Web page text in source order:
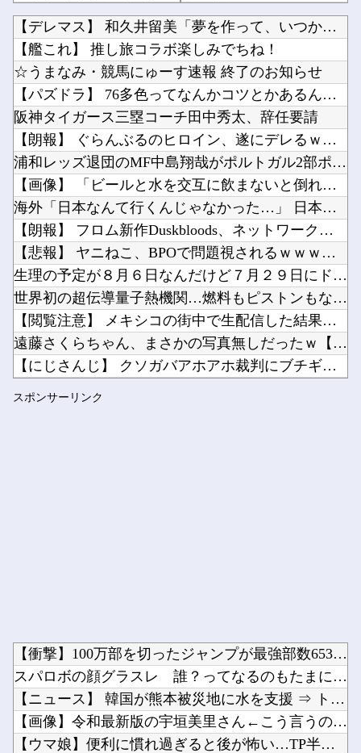
【にじさんじ】 クソガバアホアホ裁判にブチギレ魔女
【衝撃】 「かわいい虫」ランキング、ついに発表される
【日向坂46】 今回はお手頃価格？日向坂46とBEAMSのコラボが決定！！
Powered by livedoor 相互RSS
【悲報】ディスクがあれば一生遊べるおじさん、嘘だった。識者「経年劣化で普通に割れます」他
久保史緒里ちゃん、浴衣が似合いすぎる！！！【乃木坂46】他
メキシコ最大級の麻薬カルテルのリーダーの情報提供で報奨金約39億円！他
【悲報】高野連さん「暑熱対策で第2試合は13時30分プレイボールや！」ｗｗｗｗｗｗｗｗｗｗ...
【朗報】ぐらんぶるのヒロイン、デレる他
【アズールレーン】グッスマ上海「大鳳：プライベート・クォーターズVer.」フィギュア【原型...
ガジェットってなに？他
【悲報】ワンピースの海賊王になった男ゴールド・ロジャーさん、一般海兵に首を刎ねられただけで...
Powered by livedoor 相互RSS
【デレマス】 和久井留美「夢を作って、いつか遊んで」
【艦これ】 推し旅コラボ楽しみでちね！
☆うまなみ・競馬にゅーす速報 終了のお知らせ
【パズドラ】 76多色ってなんかコツとかあるんかね 完全に並...
阪神タイガース三塁コーチ田中秀太、辞任要請
【朗報】 ぐらんぶるのヒロイン、遂にデレるｗｗｗｗ
浦和レッズ退団のMF中島翔哉がポルトガル2部ポルティモネンセ...
【画像】 「ビールと水を交互に飲まないと倒れるグラス」発売
海外「日本なんて行くんじゃなかった…」 日本を知ってしまった...
【朗報】 フロム新作Duskbloods、ネットワークテスト...
【悲報】 ヤニねこ、BPOで問題視されるｗｗｗｗｗｗｗｗｗｗ...
生理の予定が８月６日なんだけど７月２９日にドバッと鮮血でたか...
世界初の超伝導量子熱機関…燃料もピストンもない量子エンジンが...
【閲覧注意】 メキシコの街中で生配信した結果…麻薬カルテルが...
遠藤さくらちゃん、まさかの写真無しだったｗ【乃木坂46】
【にじさんじ】 クソガバアホアホ裁判にブチギレ魔女
スポンサーリンク
【衝撃】100万部を切ったジャンプが最強部数653万部を記録...
スパロボの顔グラスレ 誰？ってなるのもたまにあるよな他
【ニュース】 韓国が熊本被災地に水を支援 ⇒ トイレの水にｗ...
【画像】令和最新版の宇垣美里さん←こう言うのでいいんだよが目...
【ウマ娘】便利に慣れ過ぎると後が怖い…TP半額キャンペーンが...